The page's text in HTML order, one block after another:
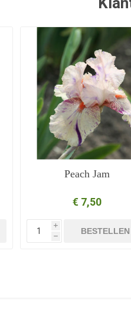
Peach Jam
€ 7,50
i
h
BESTELLEN